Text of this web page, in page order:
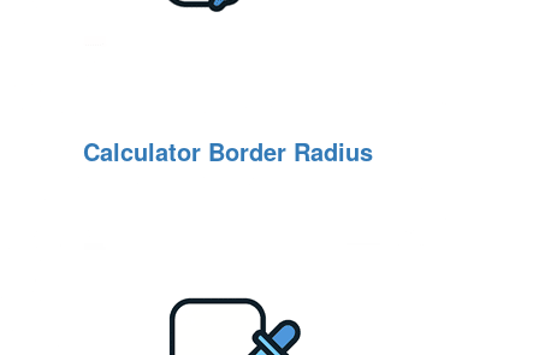
Calculator Border Radius